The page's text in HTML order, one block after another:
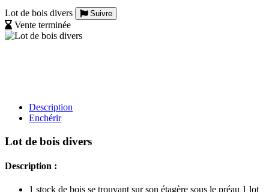
Lot de bois divers
Suivre
Vente terminée
Description
Enchérir
Lot de bois divers
Description :
1 stock de bois se trouvant sur son étagère sous le préau 1 lot